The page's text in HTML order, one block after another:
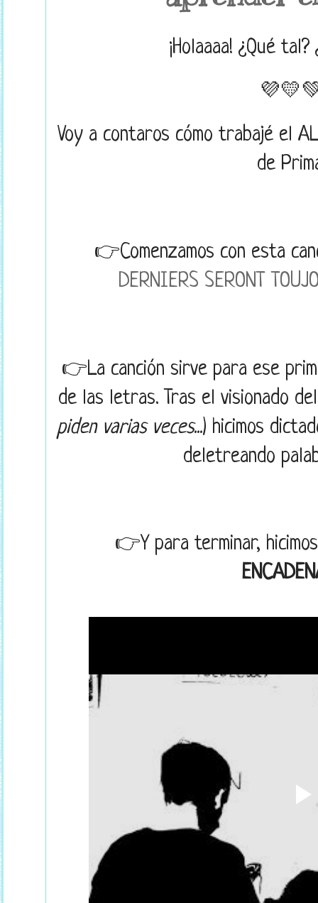
¡Holaaaa! ¿Qué
Voy a contaros cómo trabajé el
de
👉Comenzamos con esta
DERNIERS SERONT
👉La canción sirve para ese
de las letras. Tras el visionado
piden varias veces...) hicimos
deletreando
👉Y para terminar,